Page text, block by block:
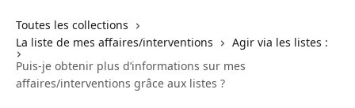
Toutes les collections
La liste de mes affaires/interventions
Agir via les listes :
Puis-je obtenir plus d’informations sur mes
affaires/interventions grâce aux listes ?